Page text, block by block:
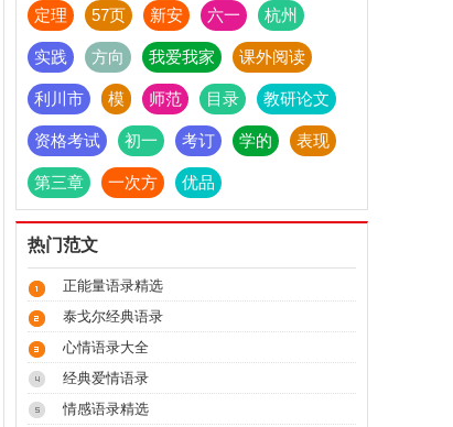
定理 57页 新安 六一 杭州
实践 方向 我爱我家 课外阅读
利川市 模 师范 目录 教研论文
资格考试 初一 考订 学的 表现
第三章 一次方 优品
热门范文
正能量语录精选
泰戈尔经典语录
心情语录大全
经典爱情语录
情感语录精选